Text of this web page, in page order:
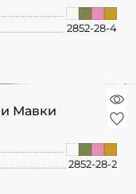
2852-28-4
Мавки
2852-28-2